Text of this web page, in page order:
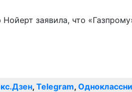
заявила, что
, Telegram,